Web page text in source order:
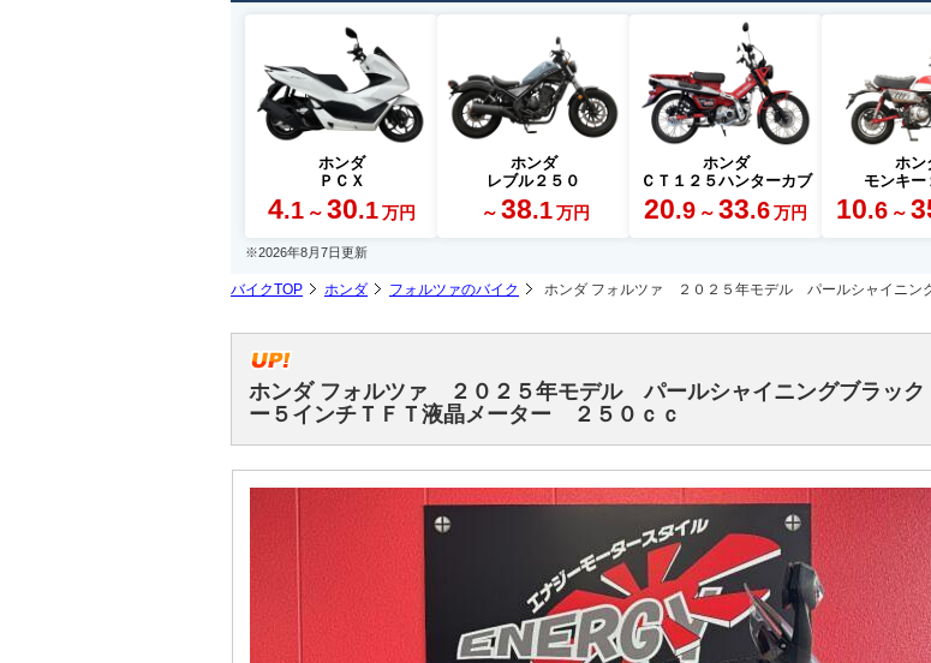
ホンダ
ＰＣＸ
4.1 ～ 30.1 万円
ホンダ
レブル２５０
～ 38.1 万円
ホンダ
ＣＴ１２５ハンターカブ
20.9 ～ 33.6万円
ホン
モンキー
10.6 ～
※2026年8月7日更新
バイクTOP ホンダ フォルツァのバイク ホンダ フォルツァ ２０２５年モデル パールシャイニ
ホンダ フォルツァ ２０２５年モデル パールシャイニングブラッ
ー５インチＴＦＴ液晶メーター ２５０ｃｃ